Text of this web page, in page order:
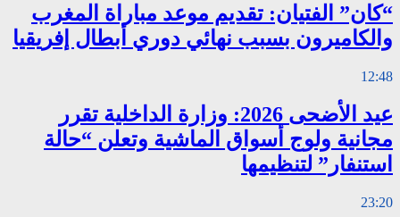
“كان” الفتيان: تقديم موعد مباراة المغرب
والكاميرون بسبب نهائي دوري أبطال إفريقيا
12:48
عيد الأضحى 2026: وزارة الداخلية تقرر
مجانية ولوج أسواق الماشية وتعلن “حالة
استنفار” لتنظيمها
23:20